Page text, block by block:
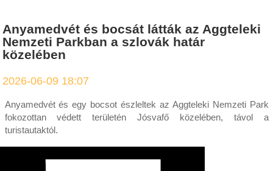
Anyamedvét és bocsát látták az Aggteleki
Nemzeti Parkban a szlovák határ
közelében
2026-06-09 18:07
Anyamedvét és egy bocsot észleltek az Aggteleki Nemzeti Park
fokozottan védett területén Jósvafő közelében, távol a
turistautaktól.